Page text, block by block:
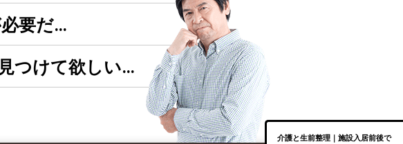
要だ…
つけて欲しい…
介護と生前整理｜施設入居前後で